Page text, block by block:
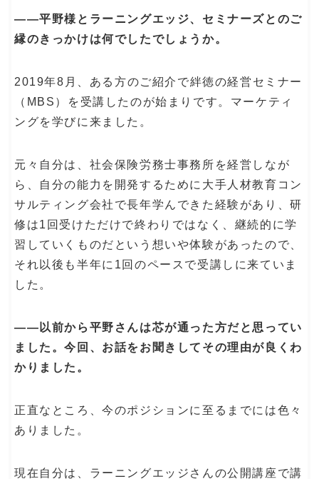
――平野様とラーニングエッジ、セミナーズとのご
縁のきっかけは何でしたでしょうか。
2019年8月、ある方のご紹介で絆徳の経営セミナー
（MBS）を受講したのが始まりです。マーケティ
ングを学びに来ました。
元々自分は、社会保険労務士事務所を経営しなが
ら、自分の能力を開発するために大手人材教育コン
サルティング会社で長年学んできた経験があり、研
修は1回受けただけで終わりではなく、継続的に学
習していくものだという想いや体験があったので、
それ以後も半年に1回のペースで受講しに来ていま
した。
――以前から平野さんは芯が通った方だと思ってい
ました。今回、お話をお聞きしてその理由が良くわ
かりました。
正直なところ、今のポジションに至るまでには色々
ありました。
現在自分は、ラーニングエッジさんの公開講座で講